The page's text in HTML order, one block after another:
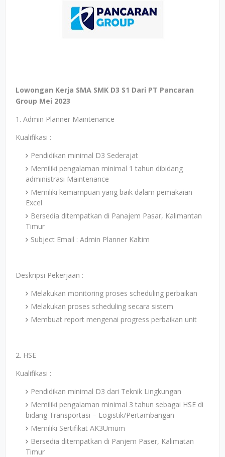
Lowongan Kerja SMA SMK D3 S1 Dari PT Pancaran
Group Mei 2023
1. Admin Planner Maintenance
Kualifikasi :
Pendidikan minimal D3 Sederajat
Memiliki pengalaman minimal 1 tahun dibidang
administrasi Maintenance
Memiliki kemampuan yang baik dalam pemakaian
Excel
Bersedia ditempatkan di Panajem Pasar, Kalimantan
Timur
Subject Email : Admin Planner Kaltim
Deskripsi Pekerjaan :
Melakukan monitoring proses scheduling perbaikan
Melakukan proses scheduling secara sistem
Membuat report mengenai progress perbaikan unit
2. HSE
Kualifikasi :
Pendidikan minimal D3 dari Teknik Lingkungan
Memiliki pengalaman minimal 3 tahun sebagai HSE di
bidang Transportasi – Logistik/Pertambangan
Memiliki Sertifikat AK3Umum
Bersedia ditempatkan di Panjem Paser, Kalimatan
Timur